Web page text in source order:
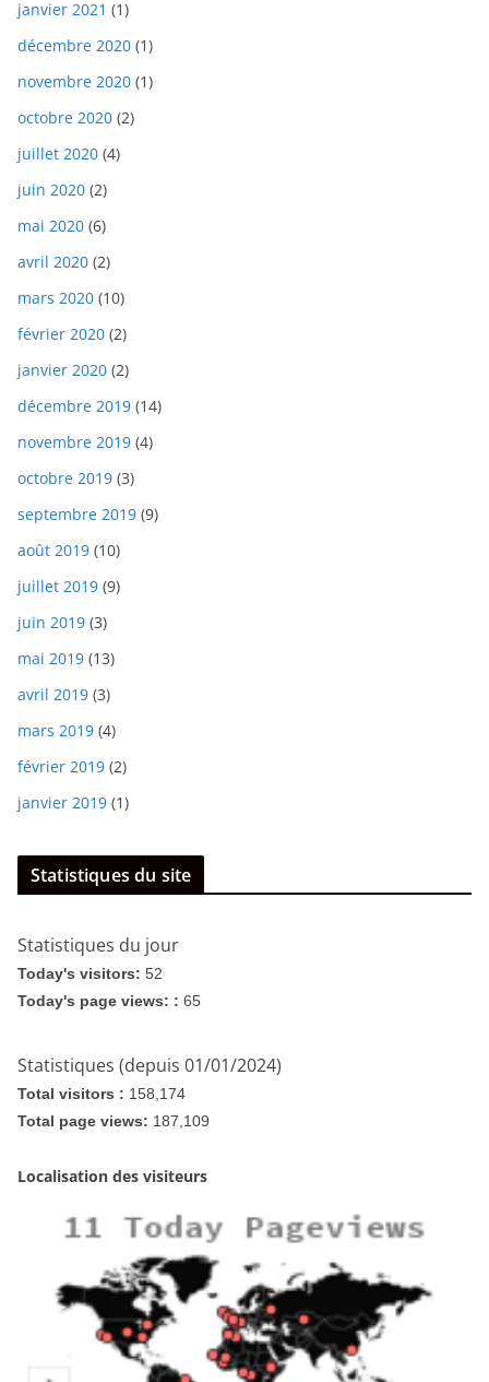
janvier 2021 (1)
décembre 2020 (1)
novembre 2020 (1)
octobre 2020 (2)
juillet 2020 (4)
juin 2020 (2)
mai 2020 (6)
avril 2020 (2)
mars 2020 (10)
février 2020 (2)
janvier 2020 (2)
décembre 2019 (14)
novembre 2019 (4)
octobre 2019 (3)
septembre 2019 (9)
août 2019 (10)
juillet 2019 (9)
juin 2019 (3)
mai 2019 (13)
avril 2019 (3)
mars 2019 (4)
février 2019 (2)
janvier 2019 (1)
Statistiques du site
Statistiques du jour
Today's visitors: 52
Today's page views: : 65
Statistiques (depuis 01/01/2024)
Total visitors : 158,174
Total page views: 187,109
Localisation des visiteurs